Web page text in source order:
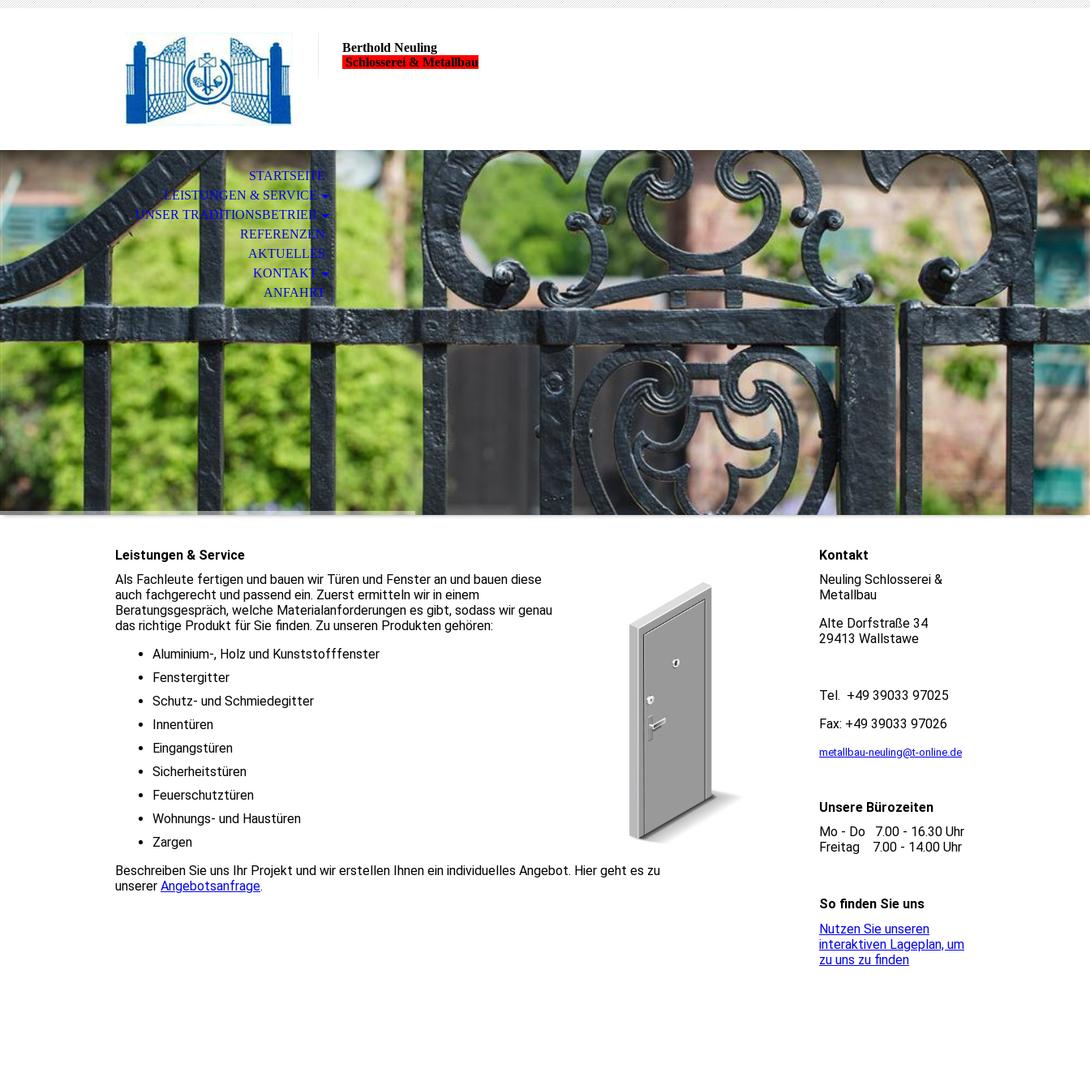
Berthold Neuling
Schlosserei & Metallbau
STARTSEITE
LEISTUNGEN & SERVICE
UNSER TRADITIONSBETRIEB
REFERENZEN
AKTUELLES
KONTAKT
ANFAHRT
Leistungen & Service
Als Fachleute fertigen und bauen wir Türen und Fenster an und bauen diese
auch fachgerecht und passend ein. Zuerst ermitteln wir in einem
Beratungsgespräch, welche Materialanforderungen es gibt, sodass wir genau
das richtige Produkt für Sie finden. Zu unseren Produkten gehören:
Aluminium-, Holz und Kunststofffenster
Fenstergitter
Schutz- und Schmiedegitter
Innentüren
Eingangstüren
Sicherheitstüren
Feuerschutztüren
Wohnungs- und Haustüren
Zargen
Beschreiben Sie uns Ihr Projekt und wir erstellen Ihnen ein individuelles Angebot. Hier geht es zu
unserer Angebotsanfrage.
Kontakt
Neuling Schlosserei &
Metallbau
Alte Dorfstraße 34
29413 Wallstawe
Tel. +49 39033 97025
Fax: +49 39033 97026
metallbau-neuling@t-online.de
Unsere Bürozeiten
Mo - Do 7.00 - 16.30 Uhr
Freitag 7.00 - 14.00 Uhr
So finden Sie uns
Nutzen Sie unseren
interaktiven La­ge­plan, um
zu uns zu finden